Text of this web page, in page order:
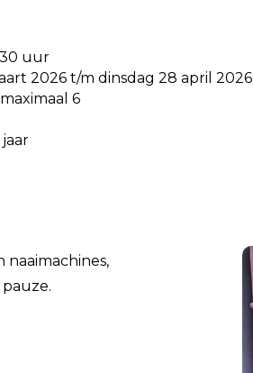
uur
2026 t/m dinsdag 28 april 2026
6
jaar
naaimachines,